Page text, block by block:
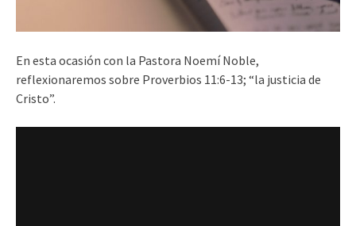
En esta ocasión con la Pastora Noemí Noble,
reflexionaremos sobre Proverbios 11:6-13; “la justicia de
Cristo”.